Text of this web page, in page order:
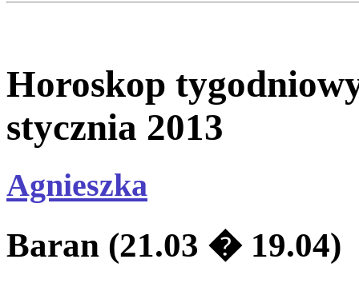
Horoskop
stycznia 2013
Agnieszka
Baran (21.03 � 19.04)